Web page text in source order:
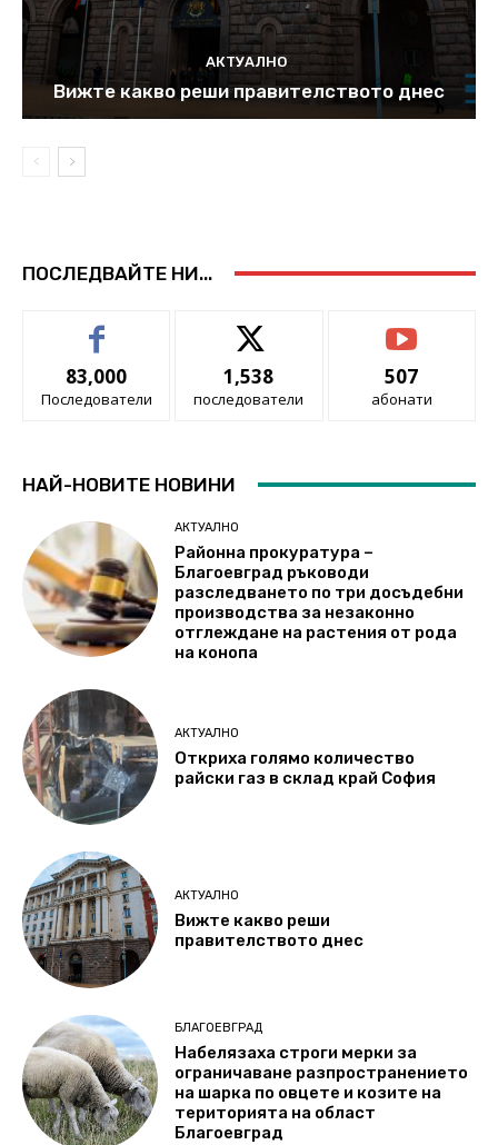
АКТУАЛНО
Вижте какво реши правителството днес
ПОСЛЕДВАЙТЕ НИ...
83,000
Последователи
1,538
последователи
507
абонати
НАЙ-НОВИТЕ НОВИНИ
АКТУАЛНО
Районна прокуратура –
Благоевград ръководи
разследването по три досъдебни
производства за незаконно
отглеждане на растения от рода
на конопа
АКТУАЛНО
Откриха голямо количество
райски газ в склад край София
АКТУАЛНО
Вижте какво реши
правителството днес
БЛАГОЕВГРАД
Набелязаха строги мерки за
ограничаване разпространението
на шарка по овцете и козите на
територията на област
Благоевград